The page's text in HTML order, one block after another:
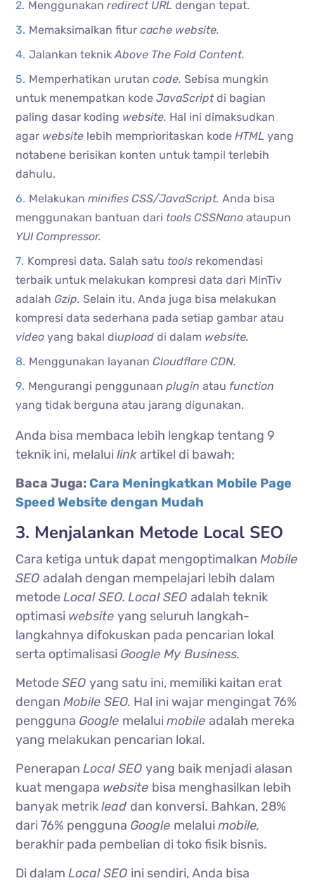
Menggunakanredirect URLdengan tepat.
Memaksimalkan fiturcache website.
Jalankan teknikAbove The Fold Content.
Memperhatikan urutancode. Sebisa mungkin
untuk menempatkan kodeJavaScriptdi bagian
paling dasar koding website. Hal ini dimaksudkan
agar website lebih memprioritaskan kodeHTMLyang
notabene berisikan konten untuk tampil terlebih
dahulu.
Melakukanminifies CSS/JavaScript. Anda bisa
menggunakan bantuan dari tools CSSNanoataupun
YUI Compressor.
Kompresi data. Salah satu tools rekomendasi
terbaik untuk melakukan kompresi data dari MinTiv
adalah Gzip. Selain itu, Anda juga bisa melakukan
kompresi data sederhana pada setiap gambar atau
videoyang bakal diuploaddi dalam website.
Menggunakan layananCloudflare CDN.
Mengurangi penggunaanpluginatau function
yang tidak berguna atau jarang digunakan.
Anda bisa membaca lebih lengkap tentang 9
teknik ini, melaluilinkartikel di bawah;
Baca Juga: Cara Meningkatkan Mobile Page
Speed Website dengan Mudah
3. Menjalankan Metode Local SEO
Cara ketiga untuk dapat mengoptimalkanMobile
SEOadalah dengan mempelajari lebih dalam
metodeLocal SEO. Local SEOadalah teknik
optimasi websiteyang seluruh langkah-
langkahnya difokuskan pada pencarian lokal
serta optimalisasi Google My Business.
MetodeSEOyang satu ini, memiliki kaitan erat
denganMobile SEO. Hal ini wajar mengingat 76%
pengguna Google melaluimobileadalah mereka
yang melakukan pencarian lokal.
PenerapanLocal SEOyang baik menjadi alasan
kuat mengapa website bisa menghasilkan lebih
banyak metriklead dan konversi. Bahkan, 28%
dari 76% pengguna Google melaluimobile,
berakhir pada pembelian di toko fisik bisnis.
Di dalamLocal SEO ini sendiri, Anda bisa